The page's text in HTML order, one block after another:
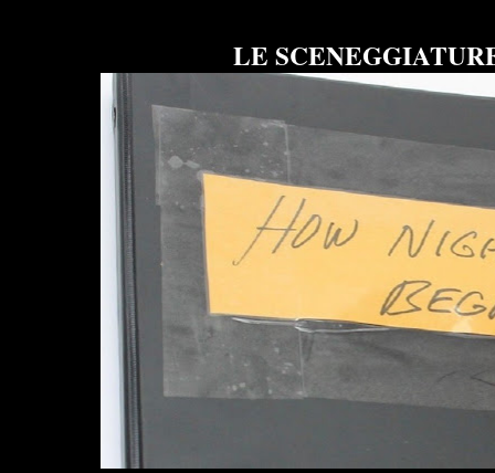
LE